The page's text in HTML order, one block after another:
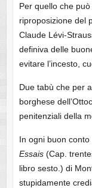
Per quello che
riproposizione del
Claude Lévi-
definiva delle
evitare l’incesto,
Due tabù che per
borghese
penitenziali della
In ogni buon conto
Essais(Cap.
libro sesto.) di
stupidamente